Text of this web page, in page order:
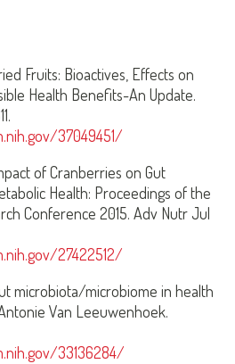
Fruits: Bioactives, Effects on
Health Benefits-An Update.
37049451/
of Cranberries on Gut
Health: Proceedings of the
Conference 2015. Adv Nutr Jul
27422512/
microbiota/microbiome in health
Van Leeuwenhoek.
33136284/